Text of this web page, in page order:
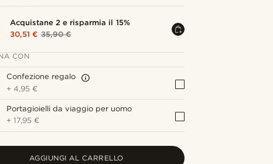
Acquistane 2 e risparmia il 15%
30,51 € 35,90 €
CON
Confezione regalo
+4,95 €
Portagioielli da viaggio per uomo
+17,95 €
AGGIUNGI AL CARRELLO